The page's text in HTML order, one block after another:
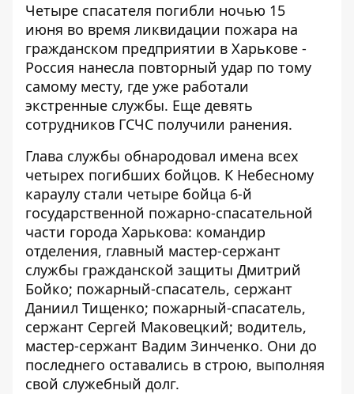
Четыре спасателя погибли ночью 15
июня во время ликвидации пожара на
гражданском предприятии в Харькове -
Россия нанесла повторный удар по тому
самому месту, где уже работали
экстренные службы. Еще девять
сотрудников ГСЧС получили ранения.
Глава службы обнародовал имена всех
четырех погибших бойцов. К Небесному
караулу стали четыре бойца 6-й
государственной пожарно-спасательной
части города Харькова: командир
отделения, главный мастер-сержант
службы гражданской защиты Дмитрий
Бойко; пожарный-спасатель, сержант
Даниил Тищенко; пожарный-спасатель,
сержант Сергей Маковецкий; водитель,
мастер-сержант Вадим Зинченко. Они до
последнего оставались в строю, выполняя
свой служебный долг.